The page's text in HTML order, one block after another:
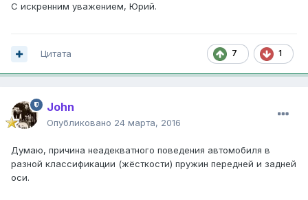
С искренним уважением, Юрий.
7 1
Цитата
John
Опубликовано 24 марта, 2016
Думаю, причина неадекватного поведения автомобиля в
разной классификации (жёсткости) пружин передней и задней
оси.